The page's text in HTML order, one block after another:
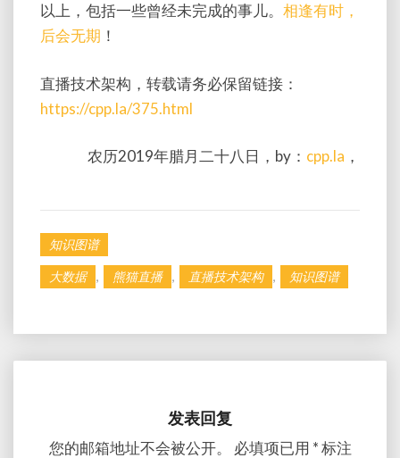
以上，包括一些曾经未完成的事儿。 相逢有时，
后会无期 ！
直播技术架构，转载请务必保留链接：
https://cpp.la/375.html
农历2019年腊月二十八日，by： cpp.la ，
知识图谱
大数据 熊猫直播 直播技术架构 知识图谱
发表回复
您的邮箱地址不会被公开。 必填项已用 *标注